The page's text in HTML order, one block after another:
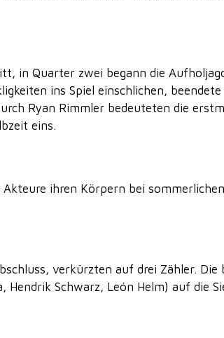
in Quarter zwei begann die
ins Spiel einschlichen,
Ryan Rimmler bedeuteten die
eins.
ihren Körpern bei
verkürzten auf drei Zähler. Die
Schwarz, León Helm) auf die